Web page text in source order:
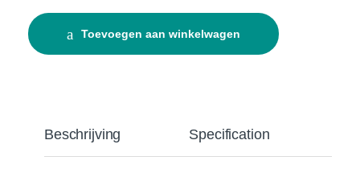
Toevoegen aan winkelwagen
Beschrijving Specification